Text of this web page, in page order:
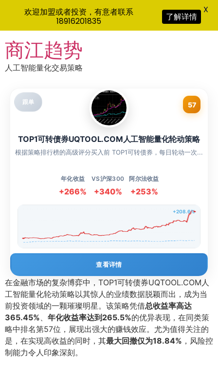
to
content
商江趋势
人工智能量化交易策略
跟单 57
TOP1可转债券UQTOOL.COM人工智能量化轮动策略
根据策略排行榜的高级评分买入前 TOP1可转债券，每日轮动一次...
年化收益
+266%
VS沪深300
+340%
阿尔法收益
+253%
+208.6%
查看详情
在金融市场的复杂博弈中，TOP1可转债券UQTOOL.COM人
工智能量化轮动策略以其惊人的业绩数据脱颖而出，成为当
前投资领域的一颗璀璨明星。该策略凭借总收益率高达
365.45%、 年化收益率达到265.5%的优异表现，在同类策
略中排名第57位，展现出强大的赚钱效应。尤为值得关注的
是，在实现高收益的同时，其最大回撤仅为18.84% ，风险控
制能力令人印象深刻。
欢迎加盟或者投资，有意者联系
18916201835
了解详情
X